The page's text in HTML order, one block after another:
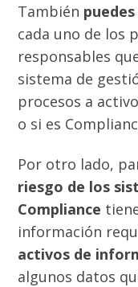
También
cada uno de los
responsables
sistema de
procesos a
o si es
Por otro lado,
riesgo de los
Compliance
información
activos de
algunos datos